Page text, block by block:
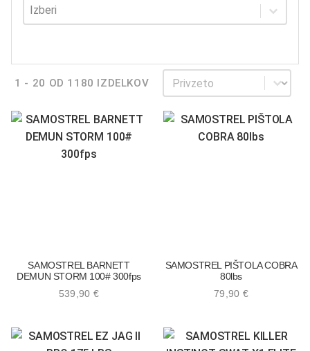
Dominantno oko
Dominantno oko
1 - 20 OD 1180 IZDELKOV Sortiraj
Sortiraj
539,90 €
SAMOSTREL BARNETT
DEMUN STORM 100# 300fps
79,90 €
SAMOSTREL PIŠTOLA COBRA
80lbs